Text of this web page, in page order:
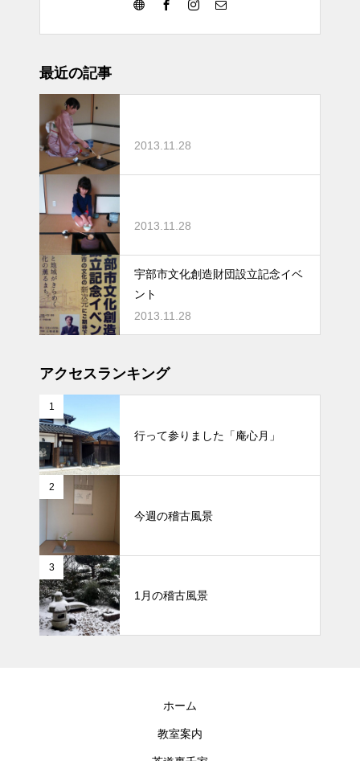
最近の記事
2013.11.28
2013.11.28
宇部市文化創造財団設立記念イベ
ント
2013.11.28
アクセスランキング
1
行って参りました「庵心月」
2
今週の稽古風景
3
1月の稽古風景
ホーム
教室案内